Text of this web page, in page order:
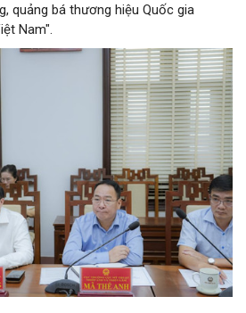
quảng bá thương hiệu Quốc gia
Nam".